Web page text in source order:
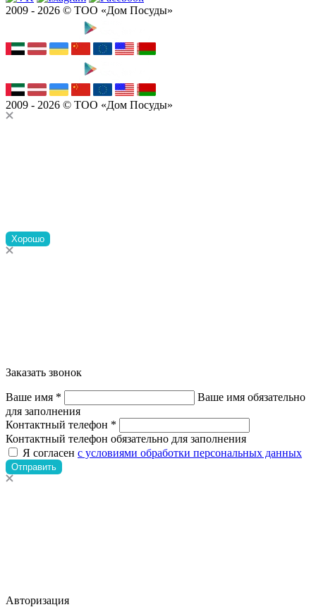
2009 - 2026 © ТОО «Дом Посуды»
2009 - 2026 © ТОО «Дом Посуды»
Хорошо
Заказать звонок
Ваше имя *
Ваше имя обязательно
для заполнения
Контактный телефон *
Контактный телефон обязательно для заполнения
Я согласен с условиями обработки персональных данных
Отправить
Авторизация